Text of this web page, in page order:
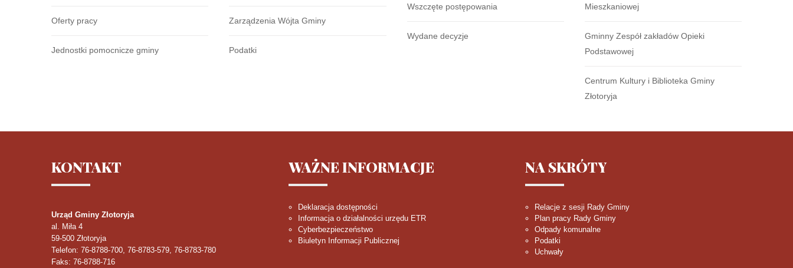
Oferty pracy
Jednostki pomocnicze gminy
Zarządzenia Wójta Gminy
Podatki
Wszczęte postępowania
Wydane decyzje
Mieszkaniowej
Gminny Zespół zakładów Opieki
Podstawowej
Centrum Kultury i Biblioteka Gminy
Złotoryja
KONTAKT
Urząd Gminy Złotoryja
al. Miła 4
59-500 Złotoryja
Telefon: 76-8788-700, 76-8783-579, 76-8783-780
Faks: 76-8788-716
WAŻNEINFORMACJE
Deklaracja dostępności
Informacja o działalności urzędu ETR
Cyberbezpieczeństwo
Biuletyn Informacji Publicznej
NA SKRÓTY
Relacje z sesji Rady Gminy
Plan pracy Rady Gminy
Odpady komunalne
Podatki
Uchwały